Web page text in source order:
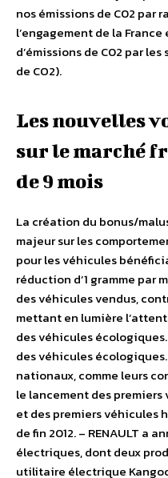
nos émissions de C02 par
l’engagement de la
d’émissions de C02 par
de CO2).
Les nouvelles
sur le marché
de 9 mois
La création du bonus/
majeur sur les
pour les véhicules
réduction d’1 gramme par
des véhicules vendus,
mettant en lumière
des véhicules
des véhicules
nationaux, comme leurs
le lancement des
et des premiers véhicules
de fin 2012. – RENAULT a
électriques, dont deux
utilitaire électrique